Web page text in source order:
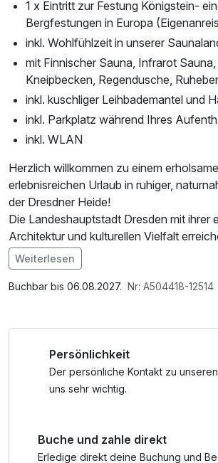
1 x Eintritt zur Festung Königstein-
Bergfestungen in Europa
inkl. Wohlfühlzeit in unserer
mit Finnischer Sauna, Infrarot Sauna,
Kneipbecken, Regendusche,
inkl. kuschliger Leihbademantel und
inkl. Parkplatz während Ihres
inkl. WLAN
Herzlich willkommen zu einem
erlebnisreichen Urlaub in ruhiger,
der Dresdner Heide!
Die Landeshauptstadt Dresden mit ihrer
Architektur und kulturellen Vielfalt
wenigen Autominuten, sondern auch
mit der S-Bahn – ideal für einen
ihren beeindruckenden Felsformationen,
und einzigartiger Natur – ein Paradies für
und Aktivurlauber.
oder die Region erkunden möchten – bei
persönliche Betreuung, herzliche
Weiterlesen
Buchbar bis 06.08.2027. Nr: A504418-12514
Persönlichkeit
Der persönliche Kontakt zu
uns sehr wichtig.
Buche und zahle direkt
Erledige direkt deine Buchung und